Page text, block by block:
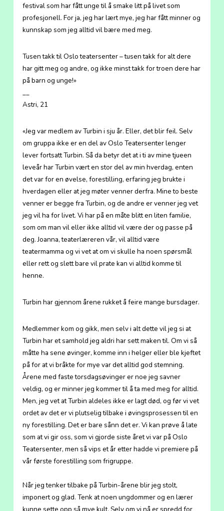
festival som har fått unge til å smake litt på livet som
profesjonell. For ja, jeg har lært mye, jeg har fått minner og
kunnskap som jeg alltid vil bære med meg.
Tusen takk til Oslo teatersenter – tusen takk for alt dere
har gitt meg og andre, og ikke minst takk for troen dere har
på barn og unge!»
Astri, 21
«Jeg var medlem av Turbin i sju år. Eller, det blir feil. Selv
om gruppa ikke er en del av Oslo Teatersenter lenger
lever fortsatt Turbin. Så da betyr det at i ti av mine tjueen
leveår har Turbin vært en stor del av min hverdag, enten
det var for en øvelse, forestilling, erfaring jeg brukte i
hverdagen eller at jeg møter venner derfra. Mine to beste
venner er begge fra Turbin, og de andre er venner jeg vet
jeg vil ha for livet. Vi har på en måte blitt en liten familie,
som om man vil eller ikke alltid vil være der og passe på
deg. Joanna, teaterlæreren vår, vil alltid være
teatermamma og vi vet at om vi skulle ha noen spørsmål
eller rett og slett bare vil prate kan vi alltid komme til
henne.
Turbin har gjennom årene rukket å feire mange bursdager.
Medlemmer kom og gikk, men selv i alt dette vil jeg si at
Turbin har et samhold jeg aldri har sett maken til. Om vi så
måtte ha sene øvinger, komme inn i helger eller ble kjeftet
på for at vi bråkte for mye var det alltid god stemning.
Årene med faste torsdagsøvinger er noe jeg savner
veldig, og er minner jeg kommer til å ta med meg for alltid.
Men, jeg vet at Turbin aldeles ikke er lagt død, og før vi vet
ordet av det er vi plutselig tilbake i øvingsprosessen til en
ny forestilling. Det er bare sånn det er. Vi kan prøve å late
som at vi gir oss, som vi gjorde siste året vi var på Oslo
Teatersenter, men så vips et år etter hadde vi premiere på
vår første forestilling som frigruppe.
Når jeg tenker tilbake på Turbin-årene blir jeg stolt,
imponert og glad. Tenk at noen ungdommer og en lærer